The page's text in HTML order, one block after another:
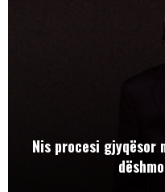
Nis procesi gjyqësor